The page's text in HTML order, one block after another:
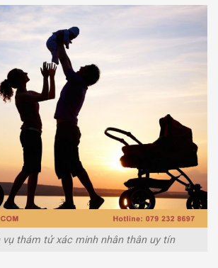
vụ thám tử xác minh nhân thân uy tín